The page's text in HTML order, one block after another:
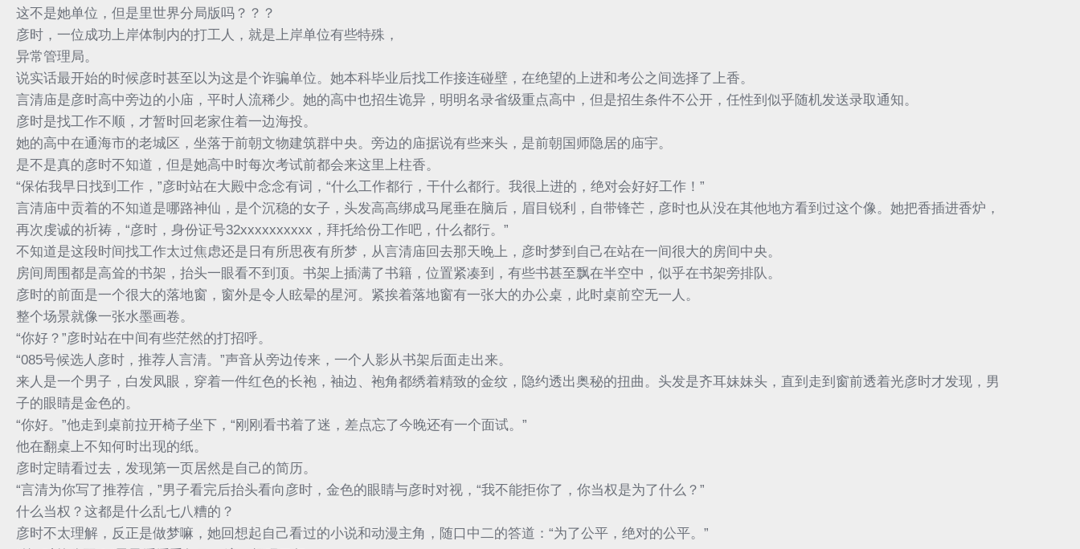
这不是她单位，但是里世界分局版吗？？？
彦时，一位成功上岸体制内的打工人，就是上岸单位有些特殊，
异常管理局。
说实话最开始的时候彦时甚至以为这是个诈骗单位。她本科毕业后找工作接连碰壁，在绝望的上进和考公之间选择了上香。
言清庙是彦时高中旁边的小庙，平时人流稀少。她的高中也招生诡异，明明名录省级重点高中，但是招生条件不公开，任性到似乎随机发送录取通知。
彦时是找工作不顺，才暂时回老家住着一边海投。
她的高中在通海市的老城区，坐落于前朝文物建筑群中央。旁边的庙据说有些来头，是前朝国师隐居的庙宇。
是不是真的彦时不知道，但是她高中时每次考试前都会来这里上柱香。
“保佑我早日找到工作，”彦时站在大殿中念念有词，“什么工作都行，干什么都行。我很上进的，绝对会好好工作！”
言清庙中贡着的不知道是哪路神仙，是个沉稳的女子，头发高高绑成马尾垂在脑后，眉目锐利，自带锋芒，彦时也从没在其他地方看到过这个像。她把香插进香炉，
再次虔诚的祈祷，“彦时，身份证号32xxxxxxxxxx，拜托给份工作吧，什么都行。”
不知道是这段时间找工作太过焦虑还是日有所思夜有所梦，从言清庙回去那天晚上，彦时梦到自己在站在一间很大的房间中央。
房间周围都是高耸的书架，抬头一眼看不到顶。书架上插满了书籍，位置紧凑到，有些书甚至飘在半空中，似乎在书架旁排队。
彦时的前面是一个很大的落地窗，窗外是令人眩晕的星河。紧挨着落地窗有一张大的办公桌，此时桌前空无一人。
整个场景就像一张水墨画卷。
“你好？”彦时站在中间有些茫然的打招呼。
“085号候选人彦时，推荐人言清。”声音从旁边传来，一个人影从书架后面走出来。
来人是一个男子，白发凤眼，穿着一件红色的长袍，袖边、袍角都绣着精致的金纹，隐约透出奥秘的扭曲。头发是齐耳妹妹头，直到走到窗前透着光彦时才发现，男
子的眼睛是金色的。
“你好。”他走到桌前拉开椅子坐下，“刚刚看书着了迷，差点忘了今晚还有一个面试。”
他在翻桌上不知何时出现的纸。
彦时定睛看过去，发现第一页居然是自己的简历。
“言清为你写了推荐信，”男子看完后抬头看向彦时，金色的眼睛与彦时对视，“我不能拒你了，你当权是为了什么？”
什么当权？这都是什么乱七八糟的？
彦时不太理解，反正是做梦嘛，她回想起自己看过的小说和动漫主角，随口中二的答道：“为了公平，绝对的公平。”